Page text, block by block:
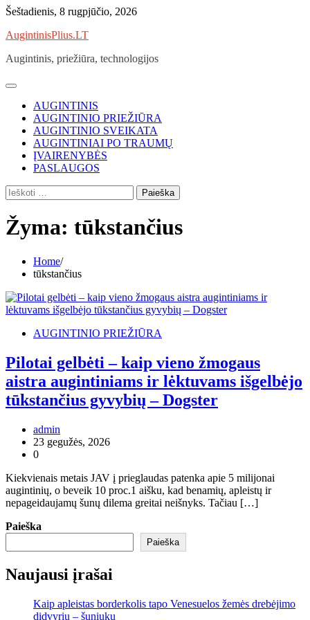
Skip
content
Šeštadienis, 8 rugpjūčio, 2026
AugintinisPlius.LT
Augintinis, priežiūra, technologijos
AUGINTINIS
AUGINTINIO PRIEŽIŪRA
AUGINTINIO SVEIKATA
AUGINTINIAI PO TRAUMŲ
ĮVAIRENYBĖS
PASLAUGOS
Ieškoti:
Žyma: tūkstančius
Home
tūkstančius
AUGINTINIO PRIEŽIŪRA
Pilotai gelbėti – kaip vieno žmogaus
aistra augintiniams ir lėktuvams išgelbėjo
tūkstančius gyvybių – Dogster
admin
23 gegužės, 2026
0
Kiekvienais metais JAV į prieglaudas patenka apie 5 milijonai
augintinių, o beveik 10 proc.1 aišku, kad benamių, apleistų ir
nepageidaujamų šunų dilema greitai neišnyks. Tačiau […]
Paieška
Paieška
Naujausi įrašai
Kaip apleistas borderkolis tapo Venesuelos žemės drebėjimo
didvyriu – šuniuku